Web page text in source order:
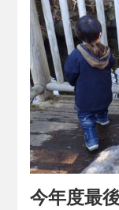
今年度最